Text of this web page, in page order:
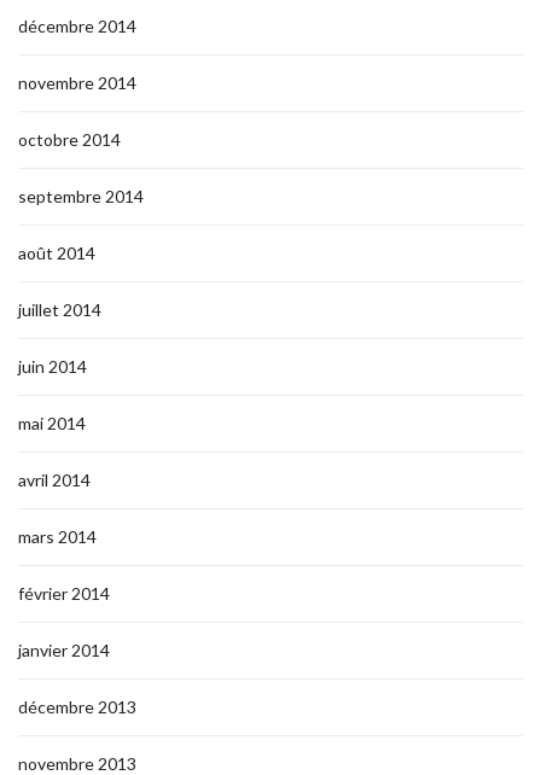
décembre 2014
novembre 2014
octobre 2014
septembre 2014
août 2014
juillet 2014
juin 2014
mai 2014
avril 2014
mars 2014
février 2014
janvier 2014
décembre 2013
novembre 2013